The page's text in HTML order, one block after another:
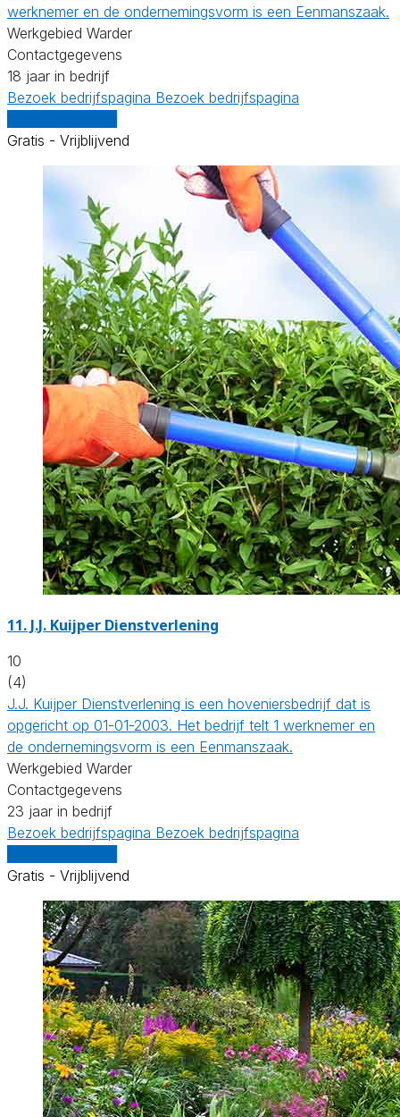
werknemer en de ondernemingsvorm is een Eenmanszaak.
Werkgebied Warder
Contactgegevens
18 jaar in bedrijf
Bezoek bedrijfspagina Bezoek bedrijfspagina
Gratis - Vrijblijvend
11. J.J. Kuijper Dienstverlening
10
(4)
J.J. Kuijper Dienstverlening is een hoveniersbedrijf dat is
opgericht op 01-01-2003. Het bedrijf telt 1 werknemer en
de ondernemingsvorm is een Eenmanszaak.
Werkgebied Warder
Contactgegevens
23 jaar in bedrijf
Bezoek bedrijfspagina Bezoek bedrijfspagina
Gratis - Vrijblijvend